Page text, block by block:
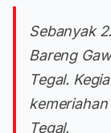
Sebanyak
Bareng
Tegal.
Tegal.